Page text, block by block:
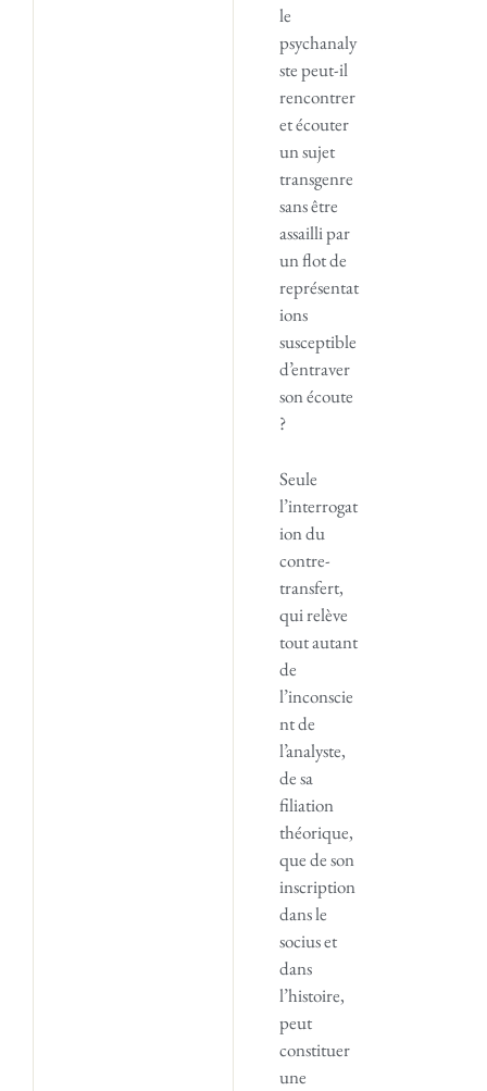
le
psychanaly
ste peut-il
rencontrer
et écouter
un sujet
transgenre
sans être
assailli par
un flot de
représentat
ions
susceptible
d’entraver
son écoute
?
Seule
l’interrogat
ion du
contre-
transfert,
qui relève
tout autant
de
l’inconscie
nt de
l’analyste,
de sa
filiation
théorique,
que de son
inscription
dans le
socius et
dans
l’histoire,
peut
constituer
une